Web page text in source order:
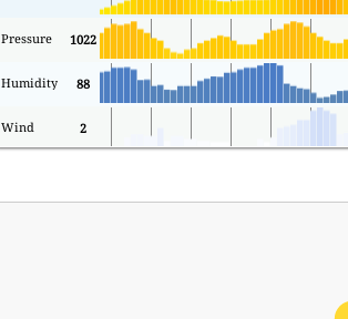
Pressure 1022
Humidity 88
Wind 2